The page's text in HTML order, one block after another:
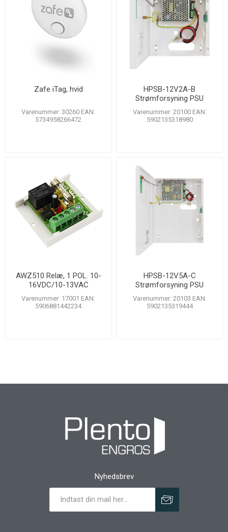
Zafe iTag, hvid
Varenummer: 30260 EAN:
5734958266472
HPSB-12V2A-B
Strømforsyning PSU
13,8V/2A/7Ah buffer
Varenummer: 20100 EAN:
5902135318980
AWZ510 Relæ, 1 POL. 10-
16VDC/10-13VAC
Varenummer: 17001 EAN:
5906881442234
HPSB-12V5A-C
Strømforsyning PSU
13,8V/5A/17Ah buffer
Varenummer: 20103 EAN:
5902135319444
Nyhedsbrev